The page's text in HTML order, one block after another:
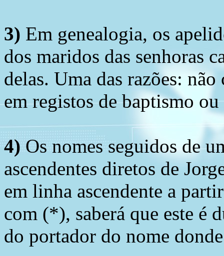
3) Em genealogia, os
dos maridos das senhoras
delas. Uma das razões:
em registos de baptismo
4) Os nomes seguidos de
ascendentes diretos de
em linha ascendente a
com (*), saberá que este é
do portador do nome